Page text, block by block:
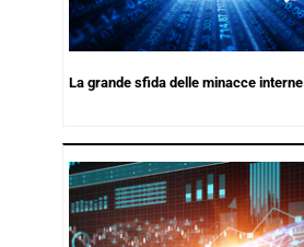
La grande sfida delle minacce interne